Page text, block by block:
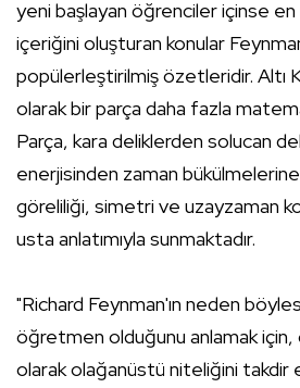
yeni başlayan öğrenciler içinse en
içeriğini oluşturan konular
popülerleştirilmiş özetleridir. Altı
olarak bir parça daha fazla
Parça, kara deliklerden solucan
enerjisinden zaman
göreliliği, simetri ve uzayzaman
usta anlatımıyla sunmaktadır.
"Richard Feynman'ın neden
öğretmen olduğunu anlamak için,
olarak olağanüstü niteliğini takdir